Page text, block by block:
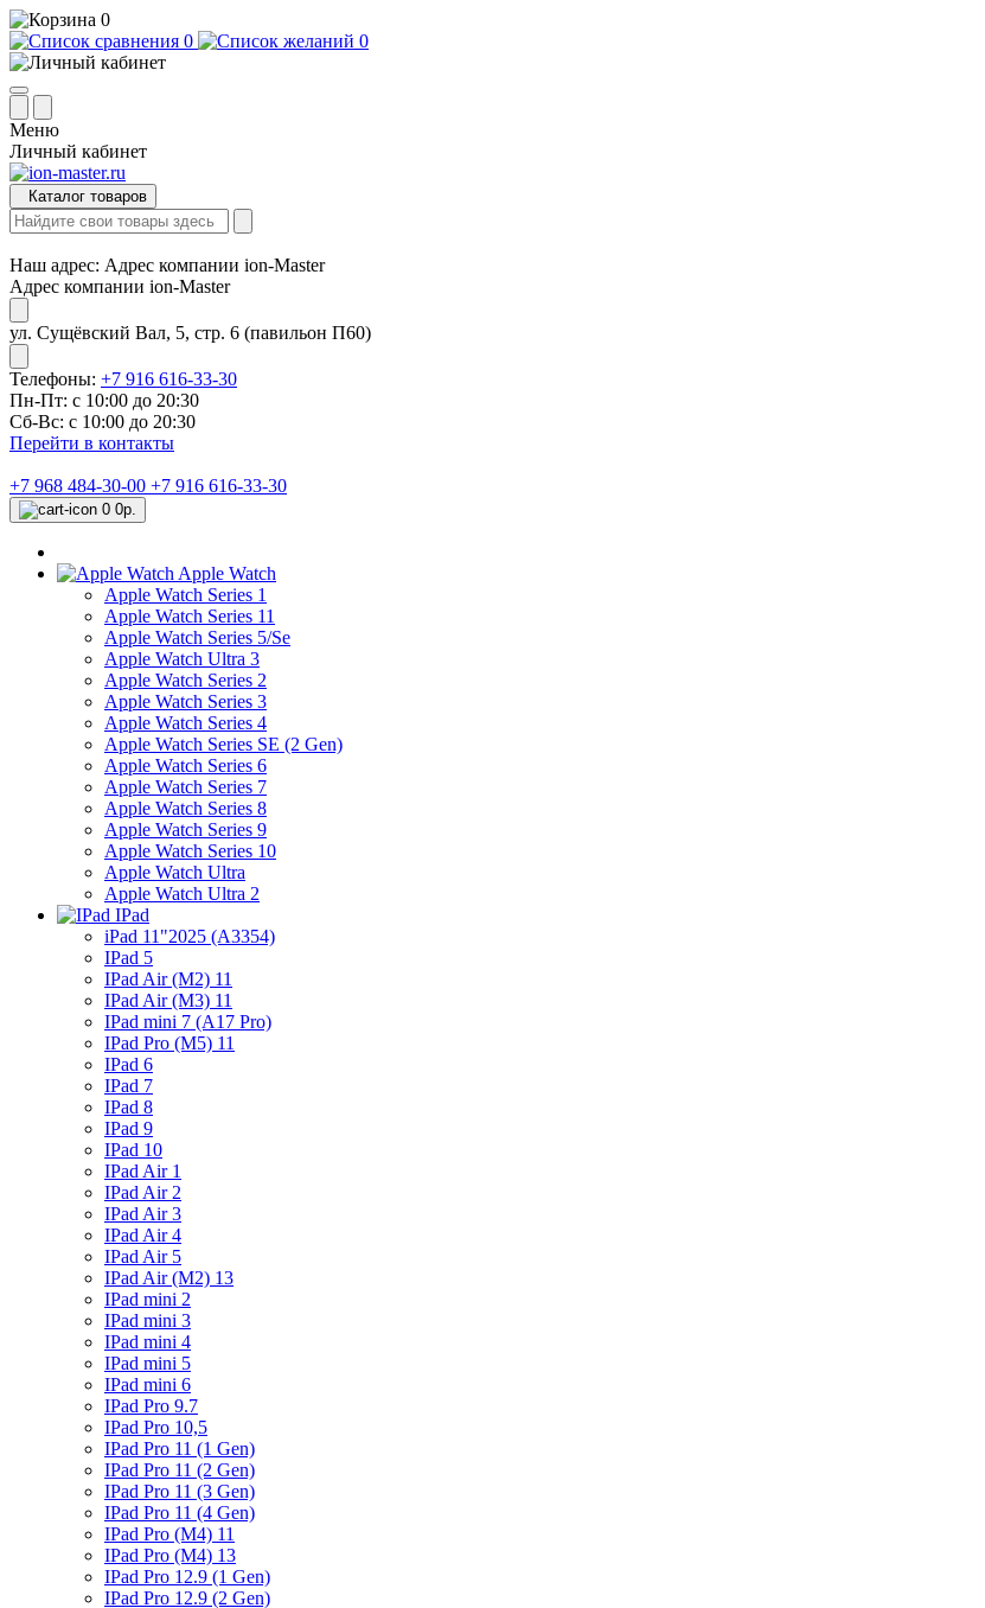
0
0
0
Меню
Личный кабинет
Каталог товаров
Наш адрес: Адрес компании ion-Master
Адрес компании ion-Master
ул. Сущёвский Вал, 5, стр. 6 (павильон П60)
Телефоны: +7 916 616-33-30
Пн-Пт: с 10:00 до 20:30
Сб-Вс: с 10:00 до 20:30
Перейти в контакты
+7 968 484-30-00 +7 916 616-33-30
0 0р.
Apple Watch
Apple Watch Series 1
Apple Watch Series 11
Apple Watch Series 5/Se
Apple Watch Ultra 3
Apple Watch Series 2
Apple Watch Series 3
Apple Watch Series 4
Apple Watch Series SE (2 Gen)
Apple Watch Series 6
Apple Watch Series 7
Apple Watch Series 8
Apple Watch Series 9
Apple Watch Series 10
Apple Watch Ultra
Apple Watch Ultra 2
IPad
iPad 11"2025 (A3354)
IPad 5
IPad Air (M2) 11
IPad Air (M3) 11
IPad mini 7 (A17 Pro)
IPad Pro (M5) 11
IPad 6
IPad 7
IPad 8
IPad 9
IPad 10
IPad Air 1
IPad Air 2
IPad Air 3
IPad Air 4
IPad Air 5
IPad Air (M2) 13
IPad mini 2
IPad mini 3
IPad mini 4
IPad mini 5
IPad mini 6
IPad Pro 9.7
IPad Pro 10,5
IPad Pro 11 (1 Gen)
IPad Pro 11 (2 Gen)
IPad Pro 11 (3 Gen)
IPad Pro 11 (4 Gen)
IPad Pro (M4) 11
IPad Pro (M4) 13
IPad Pro 12.9 (1 Gen)
IPad Pro 12.9 (2 Gen)